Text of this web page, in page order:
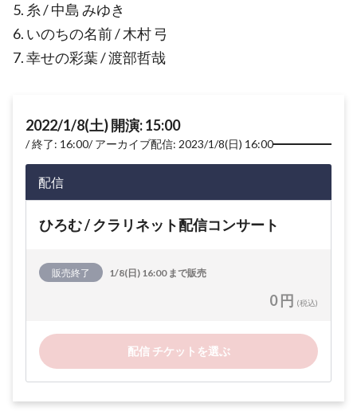
5. 糸 / 中島 みゆき
6. いのちの名前 / 木村 弓
7. 幸せの彩葉 / 渡部哲哉
2022/1/8(土) 開演: 15:00
終了: 16:00 アーカイブ配信: 2023/1/8(日) 16:00
配信
ひろむ / クラリネット配信コンサート
販売終了 1/8(日) 16:00 まで販売
0 円 (税込)
配信 チケットを選ぶ